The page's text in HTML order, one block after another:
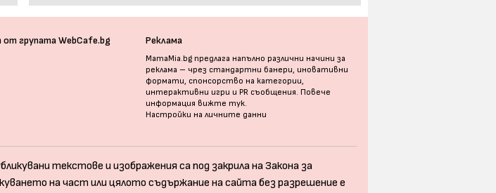
от групата WebCafe.bg Реклама
MamaMia.bg предлага напълно различни начини за
реклама – чрез стандартни банери, иновативни
формати, спонсорство на категории,
интерактивни игри и PR съобщения. Повече
информация вижте тук.
Настройки на личните данни
текстове и изображения са под закрила на Закона за
на част или цялото съдържание на сайта без разрешение е